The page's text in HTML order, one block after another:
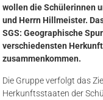
wollen die Schülerinnen
und Herrn Hillmeister.
SGS: Geographische
verschiedensten
zusammenkommen.
Die Gruppe verfolgt das
Herkunftsstaaten der